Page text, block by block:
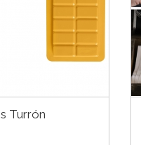
Turrón